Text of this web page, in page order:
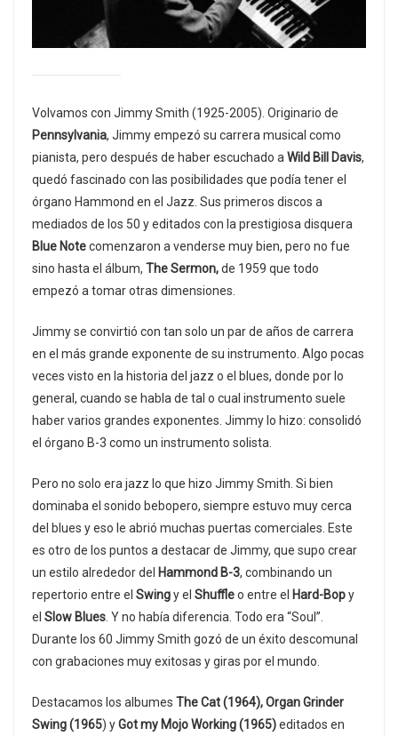
Volvamos con Jimmy Smith (1925-2005). Originario de
Pennsylvania, Jimmy empezó su carrera musical como
pianista, pero después de haber escuchado a Wild Bill Davis,
quedó fascinado con las posibilidades que podía tener el
órgano Hammond en el Jazz. Sus primeros discos a
mediados de los 50 y editados con la prestigiosa disquera
Blue Notecomenzaron a venderse muy bien, pero no fue
sino hasta el álbum, TheSermon,de 1959 que todo
empezó a tomar otras dimensiones.
Jimmy se convirtió con tan solo un par de años de carrera
en el más grande exponente de su instrumento. Algo pocas
veces visto en la historia del jazz o el blues, donde por lo
general, cuando se habla de tal o cual instrumento suele
haber varios grandes exponentes. Jimmy lo hizo: consolidó
el órgano B-3 como un instrumento solista.
Pero no solo era jazz lo que hizo Jimmy Smith. Si bien
dominaba el sonido bebopero, siempre estuvo muy cerca
del blues y eso le abrió muchas puertas comerciales. Este
es otro de los puntos a destacar de Jimmy, que supo crear
un estilo alrededor del Hammond B-3, combinando un
repertorio entre el Swingy el Shuffleo entre el Hard-Bopy
el Slow Blues . Y no había diferencia. Todo era “Soul”.
Durante los 60 Jimmy Smith gozó de un éxito descomunal
con grabaciones muy exitosas y giras por el mundo.
Destacamos los albumes The Cat (1964),Organ Grinder
Swing (1965) yGot my Mojo Working (1965)editados en